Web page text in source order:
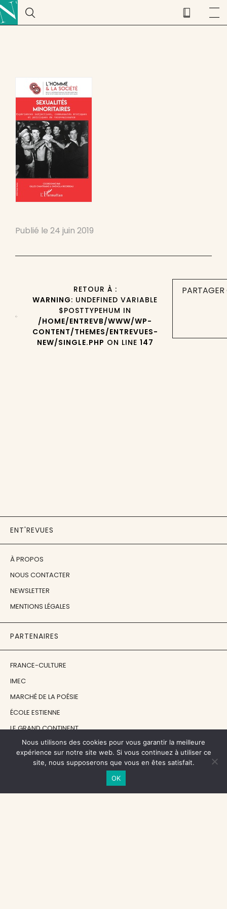
Publié le 24 juin 2019
RETOUR À :
WARNING: UNDEFINED VARIABLE
$POSTTYPEHUM IN
/HOME/ENTREVB/WWW/WP-
CONTENT/THEMES/ENTREVUES-
NEW/SINGLE.PHP ON LINE 147
ENT'REVUES
À PROPOS
NOUS CONTACTER
NEWSLETTER
MENTIONS LÉGALES
PARTENAIRES
FRANCE-CULTURE
IMEC
MARCHÉ DE LA POÉSIE
ÉCOLE ESTIENNE
LE GRAND CONTINENT
DIACRITIK
EN ATTENDANT NADEAU
Nous utilisons des cookies pour vous garantir la meilleure
expérience sur notre site web. Si vous continuez à utiliser ce
site, nous supposerons que vous en êtes satisfait.
OK